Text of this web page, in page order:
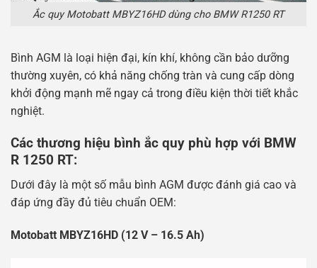
Ắc quy Motobatt MBYZ16HD dùng cho BMW R1250 RT
Bình AGM là loại hiện đại, kín khí, không cần bảo dưỡng
thường xuyên, có khả năng chống tràn và cung cấp dòng
khởi động mạnh mẽ ngay cả trong điều kiện thời tiết khắc
nghiệt.
Các thương hiệu bình ắc quy phù hợp với BMW
R 1250 RT:
Dưới đây là một số mẫu bình AGM được đánh giá cao và
đáp ứng đầy đủ tiêu chuẩn OEM:
Motobatt MBYZ16HD (12 V – 16.5 Ah)